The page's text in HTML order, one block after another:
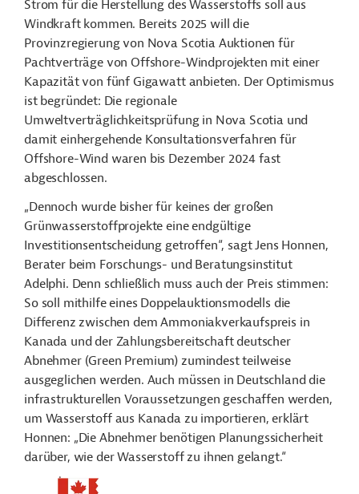
Strom für die Herstellung des Wasserstoffs soll aus
Windkraft kommen. Bereits 2025 will die
Provinzregierung von Nova Scotia Auktionen für
Pachtverträge von Offshore-Windprojekten mit einer
Kapazität von fünf Gigawatt anbieten. Der Optimismus
ist begründet: Die regionale
Umweltverträglichkeitsprüfung in Nova Scotia und
damit einhergehende Konsultationsverfahren für
Offshore-Wind waren bis Dezember 2024 fast
abgeschlossen.
„Dennoch wurde bisher für keines der großen
Grünwasserstoffprojekte eine endgültige
Investitionsentscheidung getroffen“, sagt Jens Honnen,
Berater beim Forschungs- und Beratungsinstitut
Adelphi. Denn schließlich muss auch der Preis stimmen:
So soll mithilfe eines Doppelauktionsmodells die
Differenz zwischen dem Ammoniakverkaufspreis in
Kanada und der Zahlungsbereitschaft deutscher
Abnehmer (Green Premium) zumindest teilweise
ausgeglichen werden. Auch müssen in Deutschland die
infrastrukturellen Voraussetzungen geschaffen werden,
um Wasserstoff aus Kanada zu importieren, erklärt
Honnen: „Die Abnehmer benötigen Planungssicherheit
darüber, wie der Wasserstoff zu ihnen gelangt.“